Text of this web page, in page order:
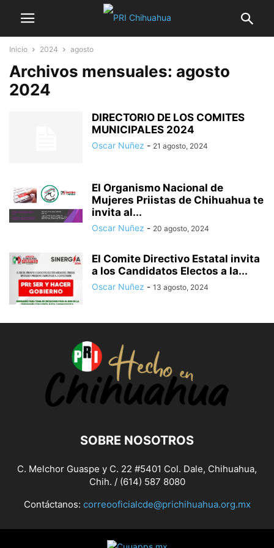
Inicio 2024 agosto
Archivos mensuales: agosto
2024
DIRECTORIO DE LOS COMITES
MUNICIPALES 2024
Oscar Nuñez - 21 agosto, 2024
El Organismo Nacional de
Mujeres Priistas de Chihuahua te
invita al...
Oscar Nuñez - 20 agosto, 2024
El Comite Directivo Estatal invita
a los Candidatos Electos a la...
Oscar Nuñez - 13 agosto, 2024
SOBRE NOSOTROS
C. Melchor Guaspe y C. 22 #5401 Col. Dale, Chihuahua,
Chih. / (614) 587 8080
Contáctanos: correooficialcde@prichihuahua.org.mx